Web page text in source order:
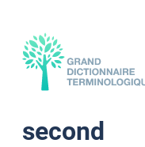
second